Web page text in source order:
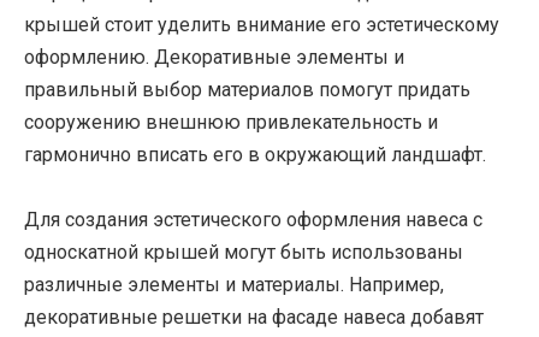
крышей стоит уделить внимание его эстетическому
оформлению. Декоративные элементы и
правильный выбор материалов помогут придать
сооружению внешнюю привлекательность и
гармонично вписать его в окружающий ландшафт.
Для создания эстетического оформления навеса с
односкатной крышей могут быть использованы
различные элементы и материалы. Например,
декоративные решетки на фасаде навеса добавят